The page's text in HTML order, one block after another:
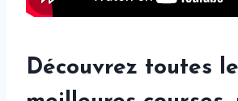
Découvrez toutes